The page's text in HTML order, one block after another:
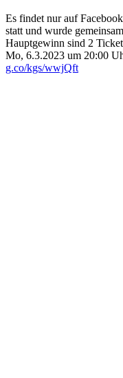
Es findet nur auf
statt und wurde
Hauptgewinn sind 2
Mo, 6.3.2023 um 20:00
g.co/kgs/wwjQft